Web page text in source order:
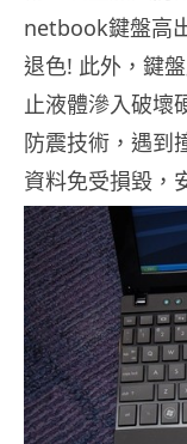
netbook鍵盤高
退色! 此外，鍵
止液體滲入破壞
防震技術，遇到
資料免受損毀，